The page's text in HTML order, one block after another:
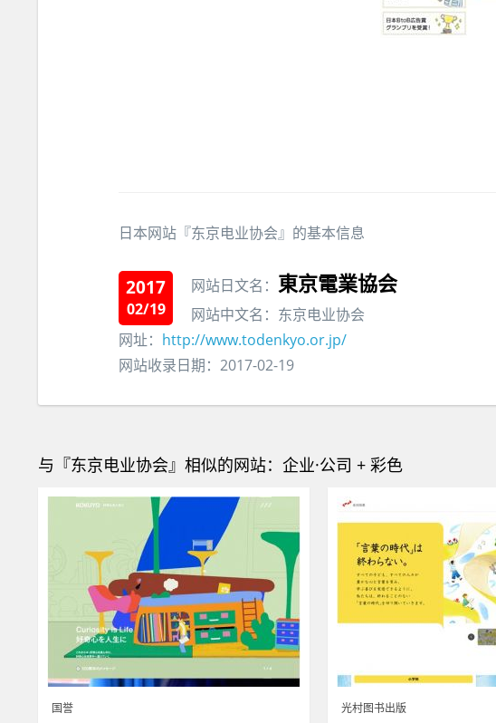
日本网站『东京电业协会』的基本信息
2017
02/19
网站日文名： 東京電業協会
网站中文名：东京电业协会
网址： http://www.todenkyo.or.jp/
网站收录日期：2017-02-19
与『东京电业协会』相似的网站：企业·公司 + 彩色
国誉 光村图书出版